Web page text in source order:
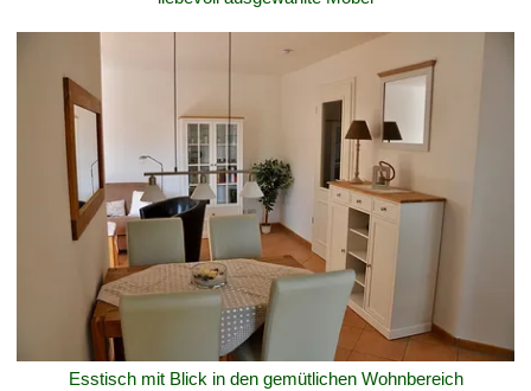
Esstisch mit Blick in den gemütlichen Wohnbereich